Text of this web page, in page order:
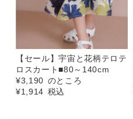
【セール】宇宙と花柄テロテ
ロスカート■80～140cm
¥3,190 のところ
¥1,914 税込